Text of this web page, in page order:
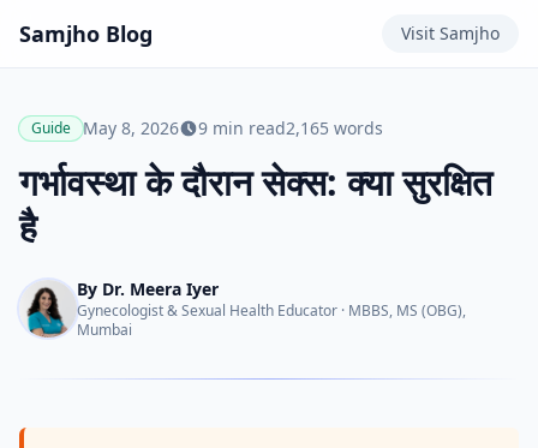
Samjho Blog Visit Samjho
Guide May 8, 2026 9 min read2,165 words
गर्भावस्था के दौरान सेक्स: क्या सुरक्षित
है
By Dr. Meera Iyer
Gynecologist & Sexual Health Educator · MBBS, MS (OBG),
Mumbai